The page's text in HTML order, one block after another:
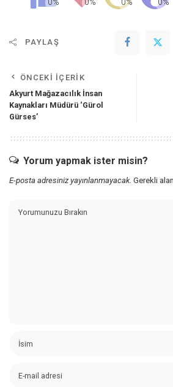
PAYLAŞ
ÖNCEKI İÇERIK
Akyurt Mağazacılık İnsan
Kaynakları Müdürü ‘Gürol
Gürses’
Yorum yapmak ister misin?
E-posta adresiniz yayınlanmayacak. Gerekli